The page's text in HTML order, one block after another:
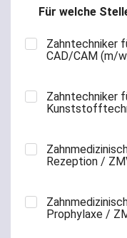
Für welche
Zahntechniker
CAD/CAM (m/
Zahntechniker
Rezeption /
Prophylaxe /